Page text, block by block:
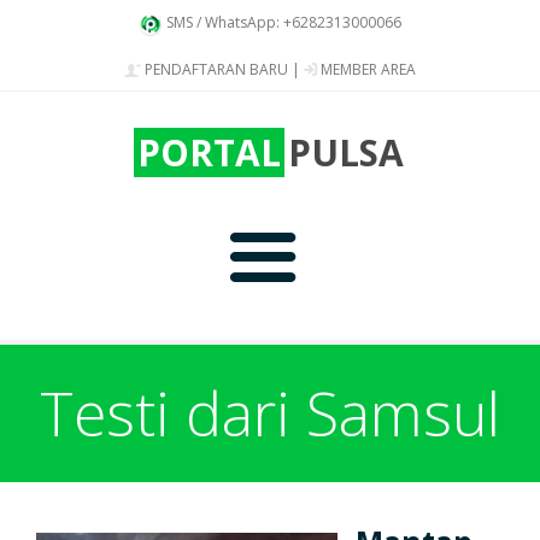
SMS / WhatsApp: +6282313000066
PENDAFTARAN BARU | MEMBER AREA
PORTAL PULSA
Testi dari Samsul